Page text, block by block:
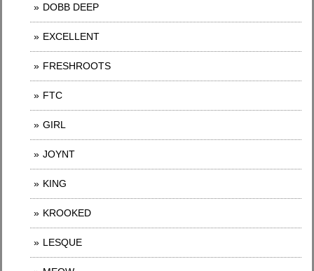
DOBB DEEP
EXCELLENT
FRESHROOTS
FTC
GIRL
JOYNT
KING
KROOKED
LESQUE